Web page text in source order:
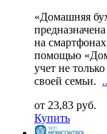
«Домашняя
на
помощью
учет не
своей семьи.
от 23,83 руб.
Купить